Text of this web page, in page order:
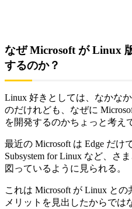
なぜ Microsoft が Linux
するのか？
Linux 好きとしては、なかな
のだけれども、なぜに
を開発するのかちょっと考え
最近の Microsoft は Edge だけ
Subsystem for Linux など、さ
図っているように見られる。
これは Microsoft が Linux と
メリットを見出したからでは